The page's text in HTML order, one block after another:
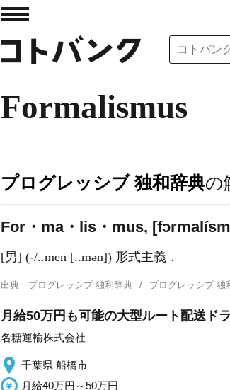
Formalismus
プログレッシブ 独和辞典の
For・ma・lis・mus,
[男] (-/..men [..mən]) 形式主義．
出典 プログレッシブ 独和辞典 プログレッシブ
月給50万円も可能の大型ルート配送ド
名糖運輸株式会社
千葉県 船橋市
月給40万円～50万円